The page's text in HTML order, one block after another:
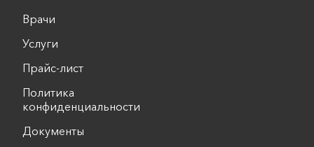
Врачи
Услуги
Прайс-лист
Политика
конфиденциальности
Документы